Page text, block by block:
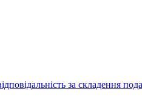
за складення